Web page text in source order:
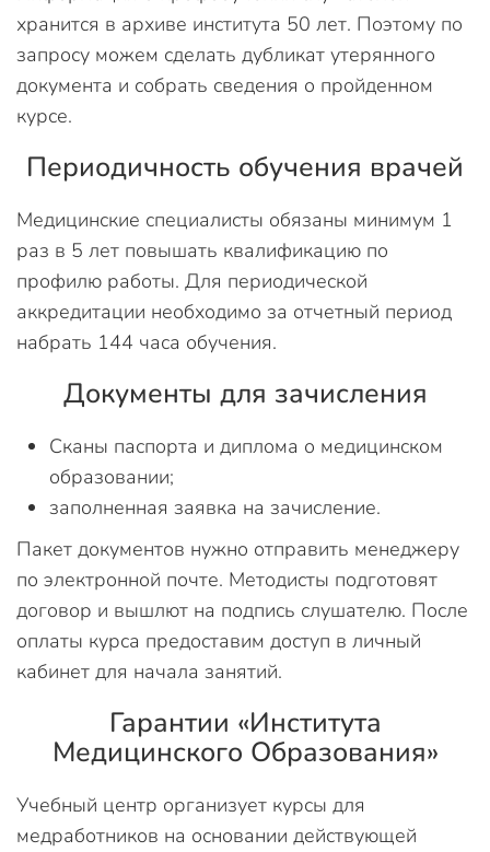
хранится в архиве института 50 лет. Поэтому по
запросу можем сделать дубликат утерянного
документа и собрать сведения о пройденном
курсе.
Периодичность обучения врачей
Медицинские специалисты обязаны минимум 1
раз в 5 лет повышать квалификацию по
профилю работы. Для периодической
аккредитации необходимо за отчетный период
набрать 144 часа обучения.
Документы для зачисления
Сканы паспорта и диплома о медицинском
образовании;
заполненная заявка на зачисление.
Пакет документов нужно отправить менеджеру
по электронной почте. Методисты подготовят
договор и вышлют на подпись слушателю. После
оплаты курса предоставим доступ в личный
кабинет для начала занятий.
Гарантии «Института
Медицинского Образования»
Учебный центр организует курсы для
медработников на основании действующей